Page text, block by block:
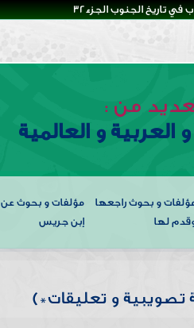
تاريخ الجنوب الجزء32
من :
و العالمية
و بحوث راجعها
لها
مؤلفات و بحوث عن
إبن جريس